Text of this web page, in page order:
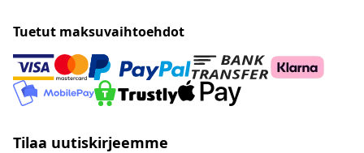
Tuetut maksuvaihtoehdot
Tilaa uutiskirjeemme